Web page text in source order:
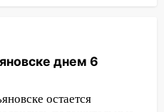
сбили
в Ульяновске
и ограбил:
оказался
днем 6
остается